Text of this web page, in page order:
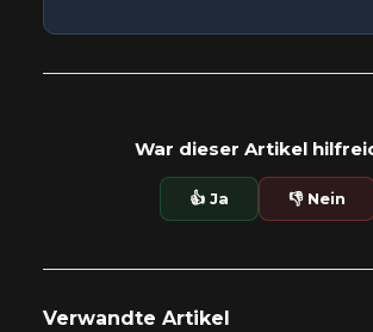
War dieser Artikel
👍 Ja 👎 Nein
Verwandte Artikel